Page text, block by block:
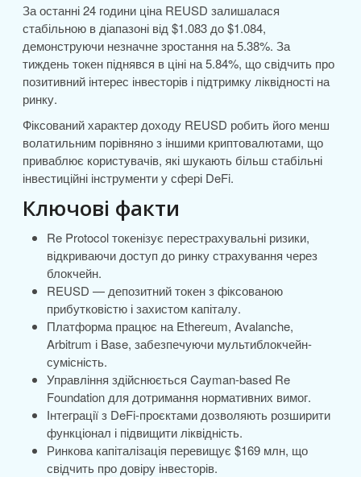
За останні 24 години ціна REUSD залишалася
стабільною в діапазоні від $1.083 до $1.084,
демонструючи незначне зростання на 5.38%. За
тиждень токен піднявся в ціні на 5.84%, що свідчить про
позитивний інтерес інвесторів і підтримку ліквідності на
ринку.
Фіксований характер доходу REUSD робить його менш
волатильним порівняно з іншими криптовалютами, що
приваблює користувачів, які шукають більш стабільні
інвестиційні інструменти у сфері DeFi.
Ключові факти
Re Protocol токенізує перестрахувальні ризики,
відкриваючи доступ до ринку страхування через
блокчейн.
REUSD — депозитний токен з фіксованою
прибутковістю і захистом капіталу.
Платформа працює на Ethereum, Avalanche,
Arbitrum і Base, забезпечуючи мультиблокчейн-
сумісність.
Управління здійснюється Cayman-based Re
Foundation для дотримання нормативних вимог.
Інтеграції з DeFi-проєктами дозволяють розширити
функціонал і підвищити ліквідність.
Ринкова капіталізація перевищує $169 млн, що
свідчить про довіру інвесторів.